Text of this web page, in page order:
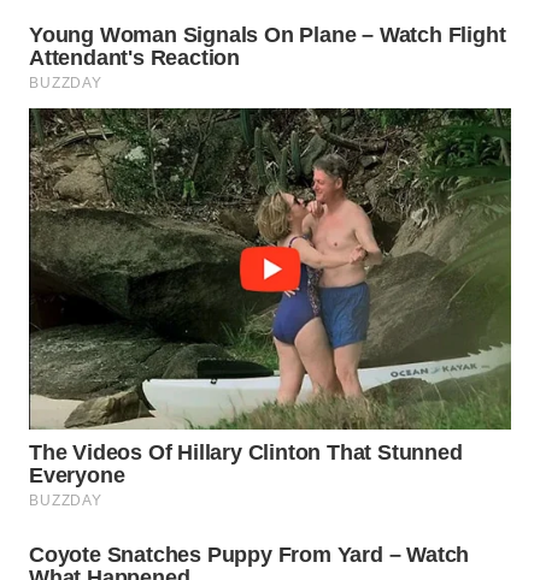
BINJAI
CIREBON
WN
INDRAMAYU
WN
KUNINGAN
WN
MAJALENGKA
WN
SUBANG
WN
SUKABUMI